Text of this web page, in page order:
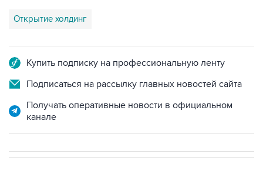
Подписаться на рассылку главных новостей сайта
Получать оперативные новости в официальном